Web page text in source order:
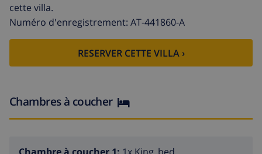
Intérieur de la villa
salle de séjour avec télévision, lecteur de DVD, hifi et
salle de séjour avec télévision, lecteur de DVD et hifi
2 salles à manger
cette villa.
Numéro d'enregistrement: AT-441860-A
RESERVER CETTE VILLA ›
Chambres à coucher